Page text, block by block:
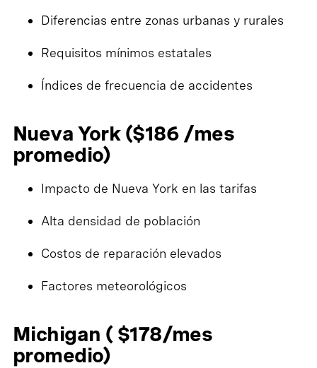
Diferencias entre zonas urbanas y rurales
Requisitos mínimos estatales
Índices de frecuencia de accidentes
Nueva York ($186 /mes
promedio)
Impacto de Nueva York en las tarifas
Alta densidad de población
Costos de reparación elevados
Factores meteorológicos
Michigan ( $178/mes
promedio)